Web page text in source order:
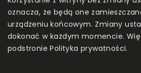
oznacza, że będą one
urządzeniu końcowym. Zmiany
dokonać w każdym momencie.
podstroniePolityka prywatności.